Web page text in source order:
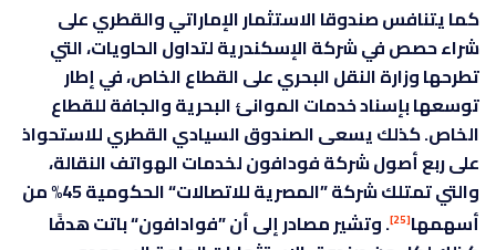
كما يتنافس صندوقا الاستثمار الإماراتي والقطري على
شراء حصص في شركة الإسكندرية لتداول الحاويات، التي
تطرحها وزارة النقل البحري على القطاع الخاص، في إطار
توسعها بإسناد خدمات الموانئ البحرية والجافة للقطاع
الخاص. كذلك يسعى الصندوق السيادي القطري للاستحواذ
على ربع أصول شركة فودافون لخدمات الهواتف النقالة،
والتي تمتلك شركة ”المصرية للاتصالات“ الحكومية 45% من
أسهمها[25]
. وتشير مصادر إلى أن ”فوادافون“ باتت هدفًا